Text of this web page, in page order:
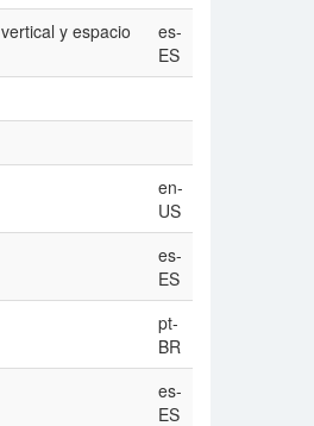
y espacio
es-
ES
en-
US
es-
ES
pt-
BR
es-
ES